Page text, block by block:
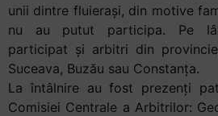
unii dintre fluierași, din motive
nu au putut participa. Pe
participat și arbitri din
Suceava, Buzău sau Constanța.
La întâlnire au fost prezenți
Comisiei Centrale a Arbitrilor: